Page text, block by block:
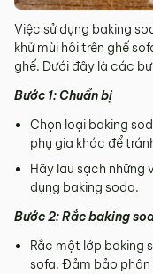
Việc sử dụng baking
khử mùi hôi trên ghế
ghế. Dưới đây là các
Bước 1: Chuẩn bị
Chọn loại baking
phụ gia khác để
Hãy lau sạch những
dụng baking soda.
Bước 2: Rắc baking
Rắc một lớp baking
sofa. Đảm bảo phân